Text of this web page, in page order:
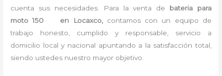
cuenta sus necesidades. Para laventa de bateria para
moto 150 en Locaxco, contamos con un equipo de
trabajo honesto, cumplido y responsable, servicio a
domicilio local y nacional apuntando a la satisfacción total,
siendo ustedes nuestro mayor objetivo.